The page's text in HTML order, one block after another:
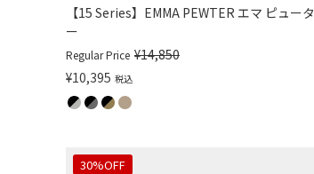
【15 Series】EMMA PEWTER エマ ピュータ
ー
Regular Price ¥14,850
¥10,395 税込
30%OFF